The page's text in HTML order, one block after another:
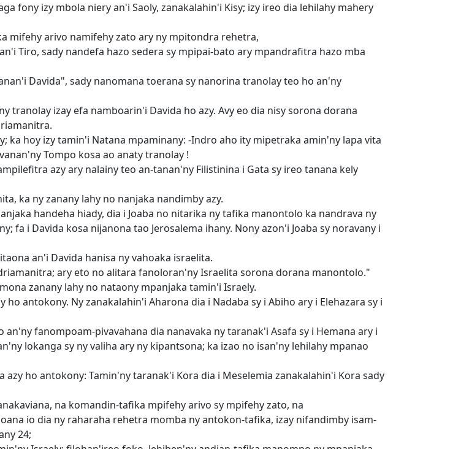
fony izy mbola niery an'i Saoly, zanakalahin'i Kisy; izy ireo dia lehilahy mahery
mifehy arivo namifehy zato ary ny mpitondra rehetra,
Tiro, sady nandefa hazo sedera sy mpipai-bato ary mpandrafitra hazo mba
Davida", sady nanomana toerana sy nanorina tranolay teo ho an'ny
tranolay izay efa namboarin'i Davida ho azy. Avy eo dia nisy sorona dorana
ka hoy izy tamin'i Natana mpaminany: -Indro aho ity mipetraka amin'ny lapa vita
Tompo kosa ao anaty tranolay !
azy ary nalainy teo an-tanan'ny Filistinina i Gata sy ireo tanana kely
ka ny zanany lahy no nanjaka nandimby azy.
handeha hiady, dia i Joaba no nitarika ny tafika manontolo ka nandrava ny
fa i Davida kosa nijanona tao Jerosalema ihany. Nony azon'i Joaba sy noravany i
an'i Davida hanisa ny vahoaka israelita.
ary eto no alitara fanoloran'ny Israelita sorona dorana manontolo."
zanany lahy no nataony mpanjaka tamin'i Israely.
antokony. Ny zanakalahin'i Aharona dia i Nadaba sy i Abiho ary i Elehazara sy i
fanompoam-pivavahana dia nanavaka ny taranak'i Asafa sy i Hemana ary i
lokanga sy ny valiha ary ny kipantsona; ka izao no isan'ny lehilahy mpanao
ho antokony: Tamin'ny taranak'i Kora dia i Meselemia zanakalahin'i Kora sady
na komandin-tafika mpifehy arivo sy mpifehy zato, na
io dia ny raharaha rehetra momba ny antokon-tafika, izay nifandimby isam-
24;